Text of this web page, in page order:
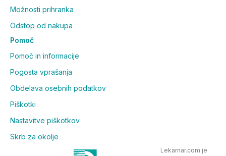
Možnosti prihranka
Odstop od nakupa
Pomoč
Pomoč in informacije
Pogosta vprašanja
Obdelava osebnih podatkov
Piškotki
Nastavitve piškotkov
Skrb za okolje
Lekarnar.com je